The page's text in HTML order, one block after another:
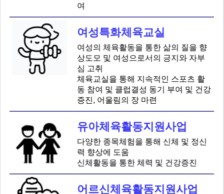
여
여성특화체육교실
여성의 체육활동을 통한 삶의 질을 향
상도모 및 여성으로서의 긍지와 자부
심 고취
체육교실을 통해 지속적인 스포츠 활
동 참여 및 클럽결성 동기 부여 및 건강
증진, 어울림의 장 마련
유아체육활동지원사업
다양한 종목체험을 통해 신체 및 정신
력 향상에 도움
신체활동을 통한 체력 및 건강증진
어르신체육활동지원사업